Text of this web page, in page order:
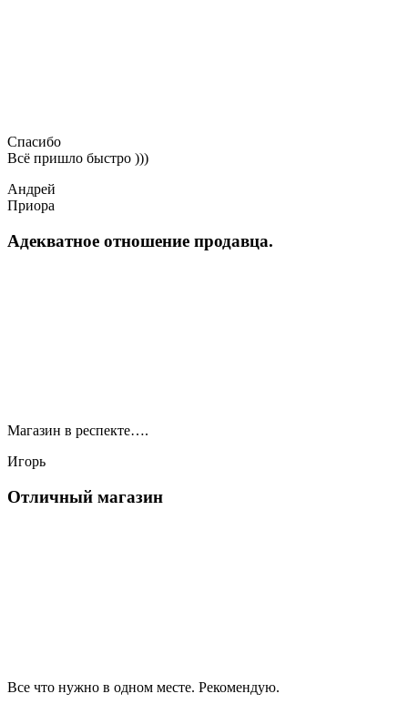
Спасибо
Всё пришло быстро )))
Андрей
Приора
Адекватное отношение продавца.
Магазин в респекте….
Игорь
Отличный магазин
Все что нужно в одном месте. Рекомендую.